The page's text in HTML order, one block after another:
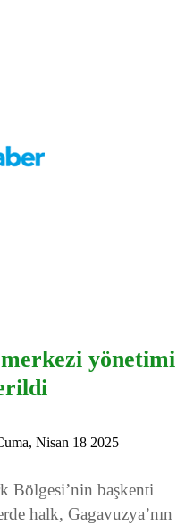
yönetimi
Nisan 18 2025
Bölgesi’nin başkenti
halk, Gagavuzya’nın